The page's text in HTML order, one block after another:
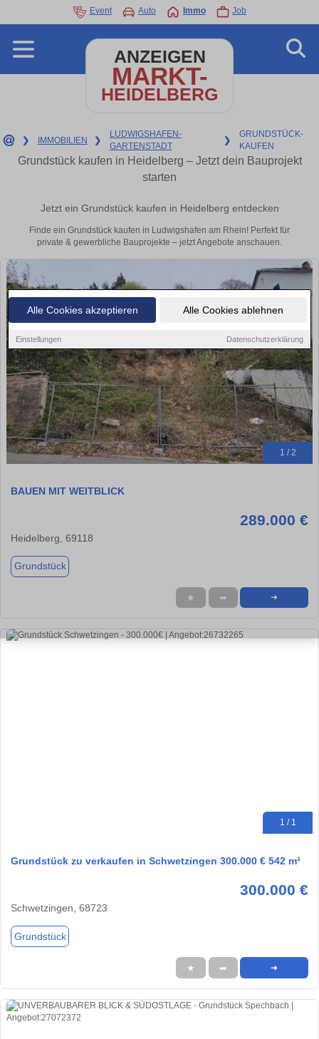
Alle Cookies akzeptieren Alle Cookies ablehnen
Einstellungen Datenschutzerklärung
Event Auto Immo Job
ANZEIGEN
MARKT-
HEIDELBERG
❯ IMMOBILIEN ❯
LUDWIGSHAFEN-
GARTENSTADT
❯
GRUNDSTÜCK-
KAUFEN
Grundstück kaufen in Heidelberg – Jetzt dein Bauprojekt
starten
Jetzt ein Grundstück kaufen in Heidelberg entdecken
Finde ein Grundstück kaufen in Ludwigshafen am Rhein! Perfekt für
private & gewerbliche Bauprojekte – jetzt Angebote anschauen.
1 / 2
BAUEN MIT WEITBLICK
289.000 €
Heidelberg, 69118
Grundstück
★ ➦ ➜
1 / 1
Grundstück zu verkaufen in Schwetzingen 300.000 € 542 m²
300.000 €
Schwetzingen, 68723
Grundstück
★ ➦ ➜